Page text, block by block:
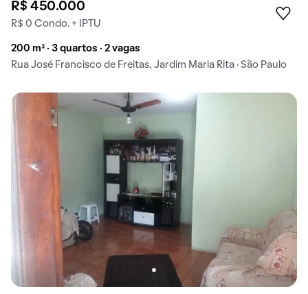
R$ 450.000
R$ 0 Condo. + IPTU
200 m² · 3 quartos · 2 vagas
Rua José Francisco de Freitas, Jardim Maria Rita · São Paulo